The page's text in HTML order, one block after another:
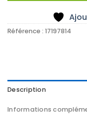
Référence : 17197814
Description
Informations